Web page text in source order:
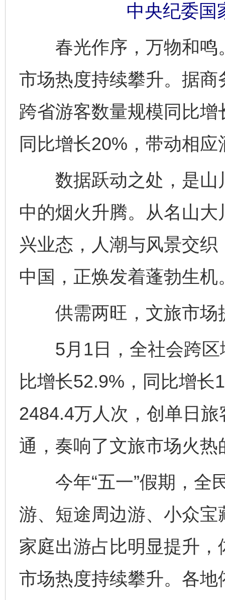
中央纪委国
春光作序，万物和鸣
市场热度持续攀升。据
跨省游客数量规模同比
同比增长20%，带动相
数据跃动之处，是山
中的烟火升腾。从名山
兴业态，人潮与风景交
中国，正焕发着蓬勃生机
供需两旺，文旅市场
5月1日，全社会跨区
比增长52.9%，同比增长
2484.4万人次，创单日
通，奏响了文旅市场火热
今年“五一”假期，全
游、短途周边游、小众
家庭出游占比明显提升
市场热度持续攀升。各